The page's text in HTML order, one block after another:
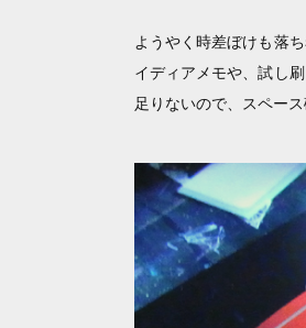
ようやく時差ぼけも落
イディアメモや、試し
足りないので、スペー